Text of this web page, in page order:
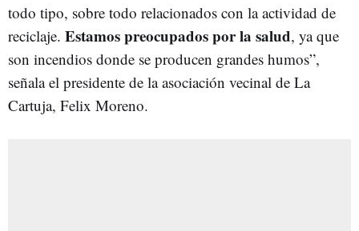
todo tipo, sobre todo relacionados con la actividad de
reciclaje. Estamos preocupados por la salud, ya que
son incendios donde se producen grandes humos”,
señala el presidente de la asociación vecinal de La
Cartuja, Felix Moreno.